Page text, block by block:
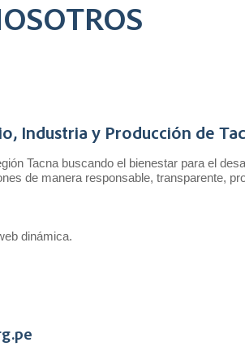
Industria y Producción de
Tacna buscando el bienestar para el
de manera responsable, transparente,
dinámica.